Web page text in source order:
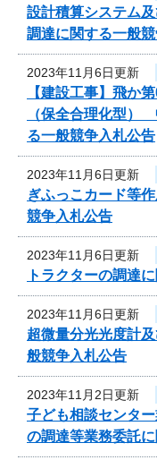
設計積算システム
調達に関する一般
2023年11月6日更新
【建設工事】飛か
（保全合理化型
る一般競争入札公告
2023年11月6日更新
ぎふっこカード等
競争入札公告
2023年11月6日更新
トラクターの調達
2023年11月6日更新
超微量分光光度計
般競争入札公告
2023年11月2日更新
子ども相談センタ
の調達等業務委託